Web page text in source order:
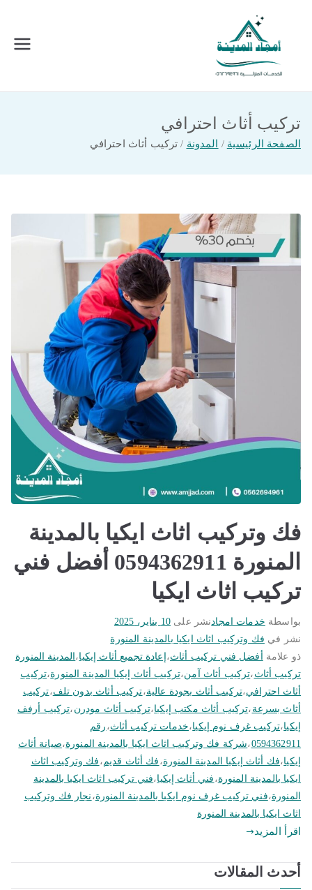
المحتوى
امجاد المدينة للخدمات المنزلية
تركيب أثاث احترافي
الصفحة الرئيسية المدونة تركيب أثاث احترافي
فك وتركيب اثاث ايكيا بالمدينة
المنورة 0594362911 أفضل فني
تركيب اثاث ايكيا
بواسطة خدمات امجادنشر على 10 يناير، 2025
نشر في فك وتركيب اثاث ايكيا بالمدينة المنورة
ذو علامة
أفضل فني تركيب أثاث، إعادة تجميع أثاث إيكيا، المدينة المنورة
تركيب أثاث ،تركيب أثاث آمن،تركيب أثاث إيكيا المدينة المنورة،تركيب
أثاث احترافي،تركيب أثاث بجودة عالية،تركيب أثاث بدون تلف،تركيب
أثاث بسرعة ،تركيب أثاث مكتب إيكيا،تركيب أثاث مودرن ،تركيب أرفف
إيكيا،تركيب غرف نوم إيكيا،خدمات تركيب أثاث، رقم
0594362911،شركة فك وتركيب اثاث ايكيا بالمدينة المنورة،صيانة أثاث
إيكيا،فك أثاث إيكيا المدينة المنورة، فك أثاث قديم، فك وتركيب اثاث
ايكيا بالمدينة المنورة، فني أثاث إيكيا،فني تركيب اثاث ايكيا بالمدينة
المنورة،فني تركيب غرف نوم ايكيا بالمدينة المنورة، نجار فك وتركيب
اثاث ايكيا بالمدينة المنورة
اقرأ المزيد
أحدث المقالات